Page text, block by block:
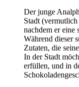
Der junge
Stadt
nachdem er eine
Während dieser
Zutaten, die
In der Stadt
erfüllen, und in